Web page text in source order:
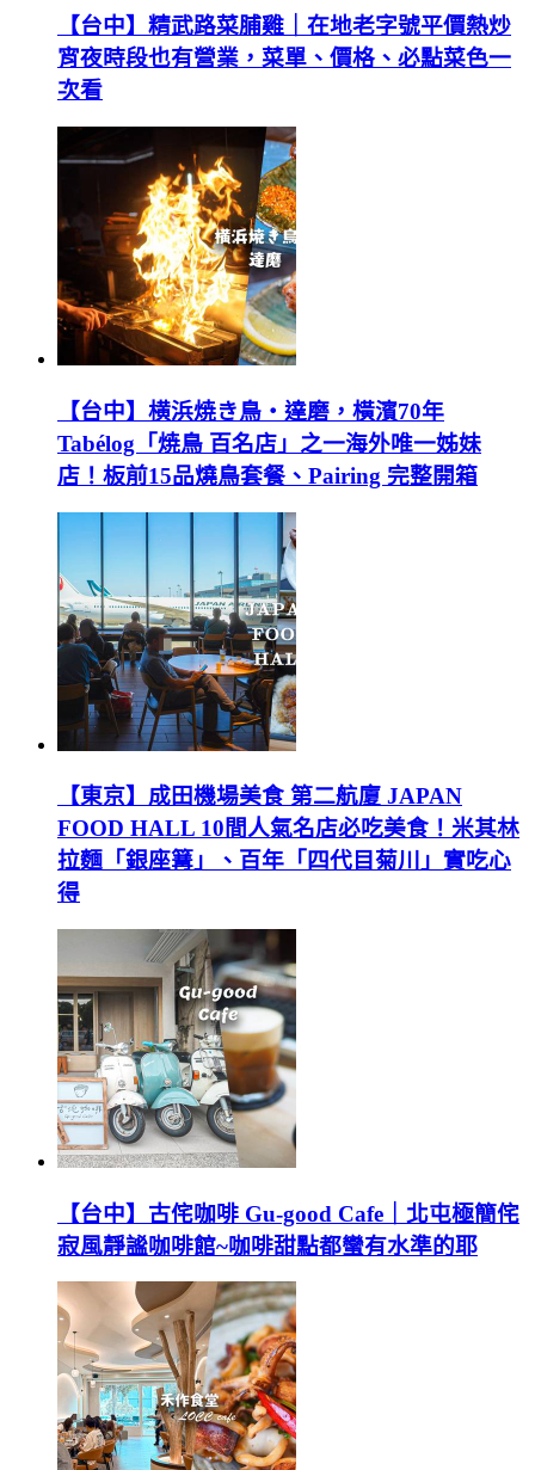
【台中】精武路菜脯雞｜在地老字號平價熱炒
宵夜時段也有營業，菜單、價格、必點菜色一
次看
【台中】横浜焼き鳥‧達磨，橫濱70年
Tabélog「焼鳥 百名店」之一海外唯一姊妹
店！板前15品燒鳥套餐、Pairing 完整開箱
【東京】成田機場美食 第二航廈 JAPAN
FOOD HALL 10間人氣名店必吃美食！米其林
拉麵「銀座篝」、百年「四代目菊川」實吃心
得
【台中】古侘咖啡 Gu-good Cafe｜北屯極簡侘
寂風靜謐咖啡館~咖啡甜點都蠻有水準的耶